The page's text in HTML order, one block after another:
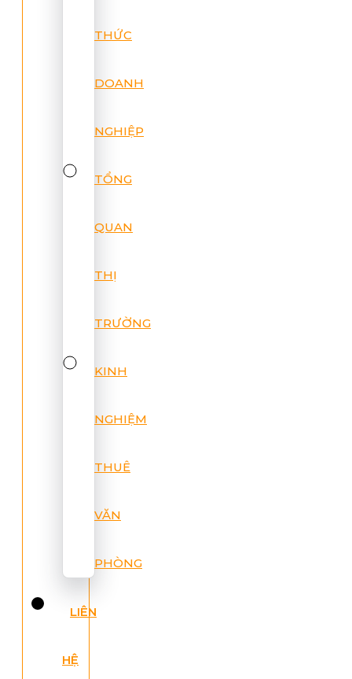
THỨC
DOANH
NGHIỆP
TỔNG
QUAN
THỊ
TRƯỜNG
KINH
NGHIỆM
THUÊ
VĂN
PHÒNG
LIÊN
HỆ